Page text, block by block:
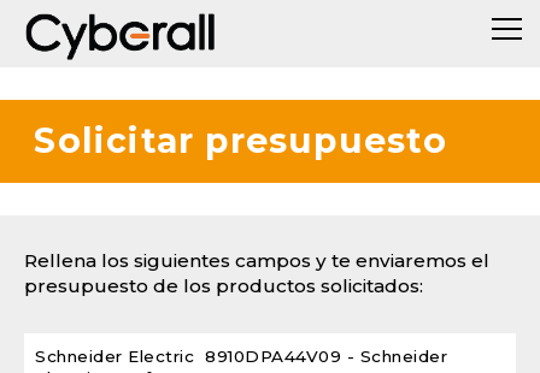
Solicitar presupuesto
Rellena los siguientes campos y te enviaremos el
presupuesto de los productos solicitados: